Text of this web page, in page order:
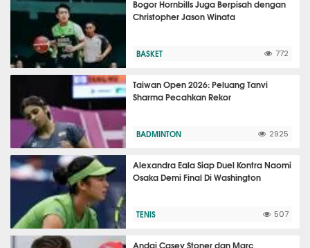
Bogor Hornbills Juga Berpisah dengan
Christopher Jason Winata
BASKET 772
Taiwan Open 2026: Peluang Tanvi
Sharma Pecahkan Rekor
BADMINTON 2925
Alexandra Eala Siap Duel Kontra Naomi
Osaka Demi Final Di Washington
TENIS 507
Andai Casey Stoner dan Marc